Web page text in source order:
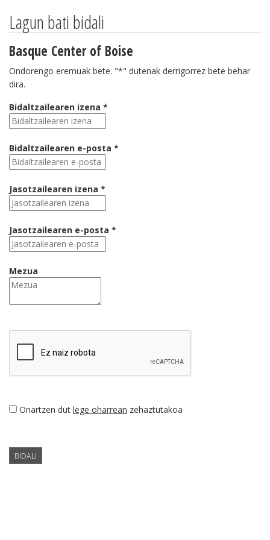
Lagun bati bidali
Basque Center of Boise
Ondorengo eremuak bete. "*" dutenak derrigorrez bete behar
dira.
Bidaltzailearen izena *
Bidaltzailearen e-posta *
Jasotzailearen izena *
Jasotzailearen e-posta *
Mezua
Onartzen dut lege oharrean zehaztutakoa
BIDALI